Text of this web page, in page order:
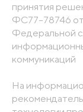
принятия
ФС77-78746 от
Федеральной
коммуникаций
На